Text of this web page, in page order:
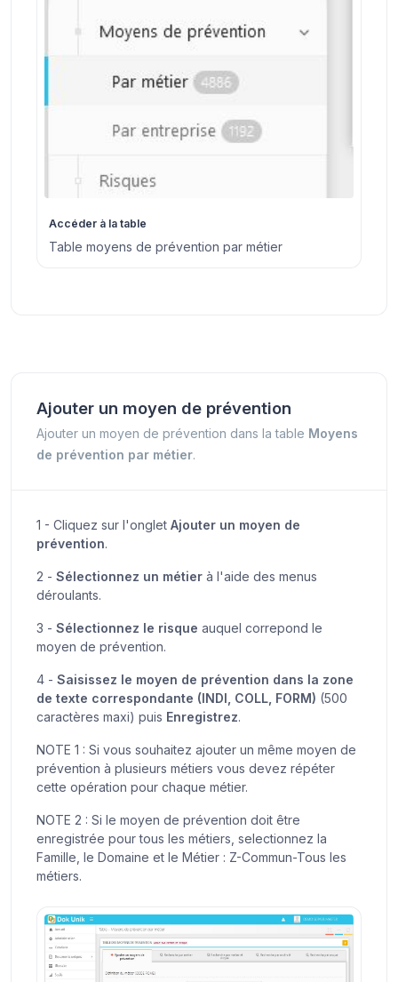
Accéder à la table
Table moyens de prévention par métier
Ajouter un moyen de prévention
Ajouter un moyen de prévention dans la table Moyens
de prévention par métier.
1 - Cliquez sur l'onglet Ajouter un moyen de
prévention.
2 - Sélectionnez un métier à l'aide des menus
déroulants.
3 - Sélectionnez le risque auquel correpond le
moyen de prévention.
4 - Saisissez le moyen de prévention dans la zone
de texte correspondante (INDI, COLL, FORM) (500
caractères maxi) puis Enregistrez.
NOTE 1 : Si vous souhaitez ajouter un même moyen de
prévention à plusieurs métiers vous devez répéter
cette opération pour chaque métier.
NOTE 2 : Si le moyen de prévention doit être
enregistrée pour tous les métiers, selectionnez la
Famille, le Domaine et le Métier : Z-Commun-Tous les
métiers.